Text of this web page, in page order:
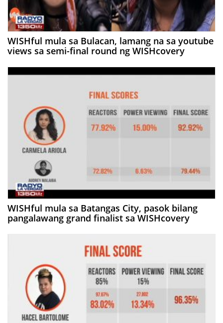
WISHful mula sa Bulacan, lamang na sa youtube
views sa semi-final round ng WISHcovery
WISHful mula sa Batangas City, pasok bilang
pangalawang grand finalist sa WISHcovery